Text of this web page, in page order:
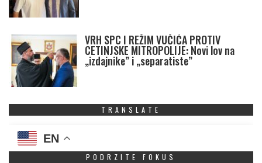
VRH SPC I REŽIM VUČIĆA PROTIV
CETINJSKE MITROPOLIJE: Novi lov na
„izdajnike” i „separatiste”
TRANSLATE
EN
PODRZITE FOKUS